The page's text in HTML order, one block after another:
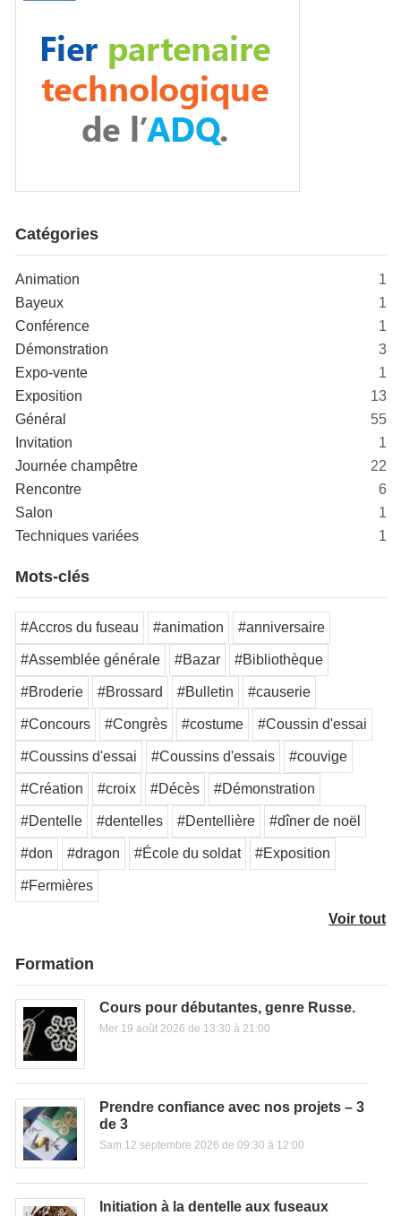
Catégories
Animation
1
Bayeux
1
Conférence
1
Démonstration
3
Expo-vente
1
Exposition
13
Général
55
Invitation
1
Journée champêtre
22
Rencontre
6
Salon
1
Techniques variées
1
Mots-clés
#Accros du fuseau #animation #anniversaire
#Assemblée générale #Bazar #Bibliothèque
#Broderie #Brossard #Bulletin #causerie
#Concours #Congrès #costume #Coussin d'essai
#Coussins d'essai #Coussins d'essais #couvige
#Création #croix #Décès #Démonstration
#Dentelle #dentelles #Dentellière #dîner de noël
#don #dragon #École du soldat #Exposition
#Fermières
Voir tout
Formation
Cours pour débutantes, genre Russe.
Mer 19 août 2026 de 13:30 à 21:00
Prendre confiance avec nos projets – 3
de 3
Sam 12 septembre 2026 de 09:30 à 12:00
Initiation à la dentelle aux fuseaux